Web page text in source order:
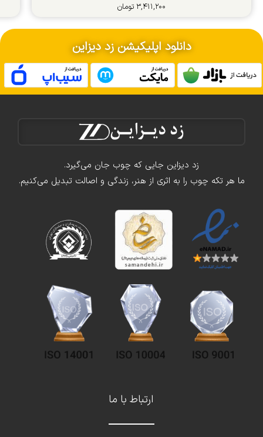
۳,۴۱۱,۲۰۰ تومان
دانلود اپلیکیشن زد دیزاین
زد دیزاین جایی که چوب جان می‌گیرد.
ما هر تکه چوب را به اثری از هنر، زندگی و اصالت تبدیل می‌کنیم.
ارتباط با ما